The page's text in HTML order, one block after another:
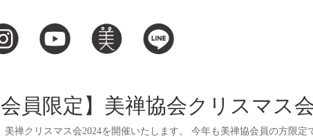
会員限定】美禅協会クリスマス
美禅クリスマス会2024を開催いたします。 今年も美禅協会員の方限